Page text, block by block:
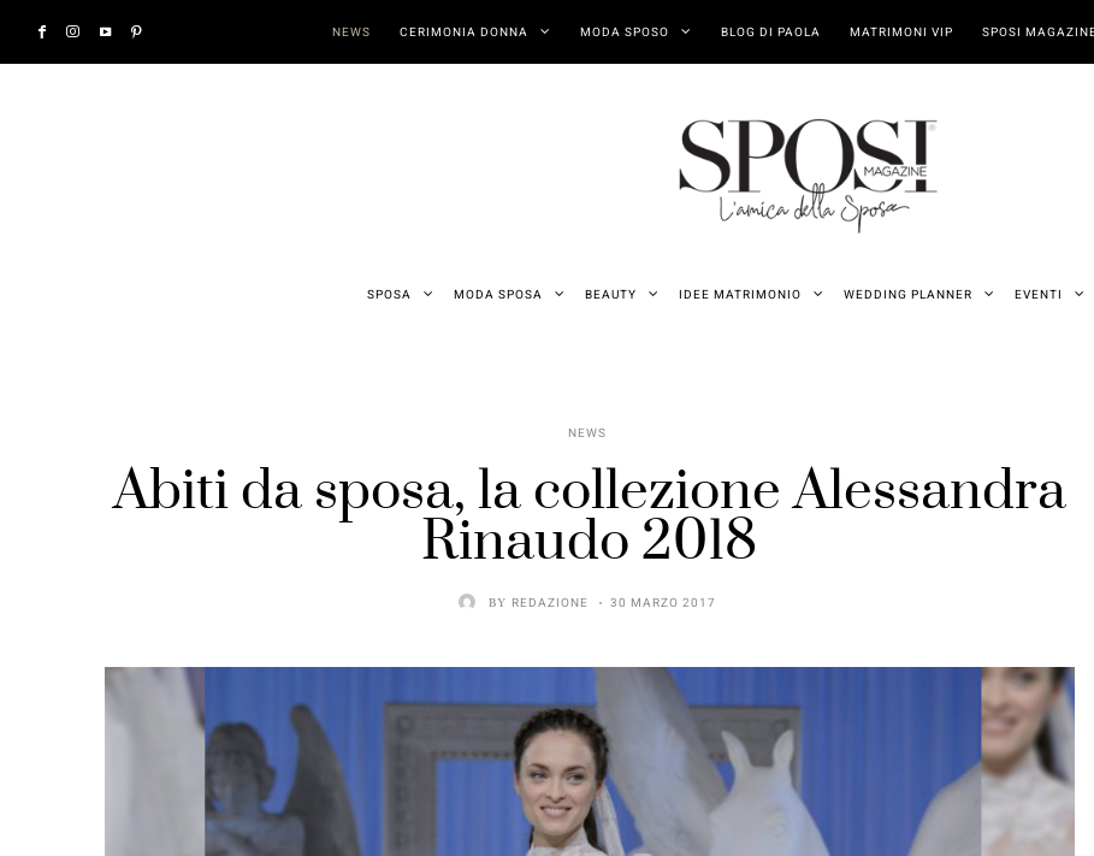
NEWS CERIMONIA DONNA MODA SPOSO BLOG DI PAOLA MATRIMONI VIP SPOSI
SPOSA MODA SPOSA BEAUTY IDEE MATRIMONIO WEDDING PLANNER EVENTI
NEWS
Abiti da sposa, la collezione Alessandra
Rinaudo 2018
BY REDAZIONE 30 MARZO 2017